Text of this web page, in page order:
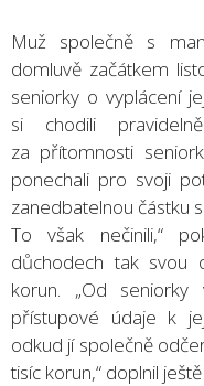
Muž společně s
domluvě začátkem
seniorky o vyplácení
si chodili
za přítomnosti
ponechali pro svoji
zanedbatelnou částku
To však nečinili,“
důchodech tak
korun. „Od
přístupové údaje k
odkud jí společně
tisíc korun,“ doplnil